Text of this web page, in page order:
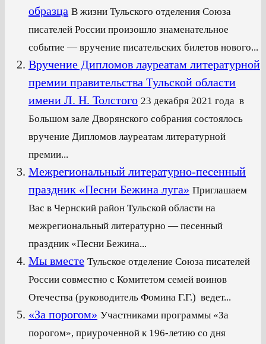
образца В жизни Тульского отделения Союза
писателей России произошло знаменательное
событие — вручение писательских билетов нового...
Вручение Дипломов лауреатам литературной
премии правительства Тульской области
имени Л. Н. Толстого 23 декабря 2021 года в
Большом зале Дворянского собрания состоялось
вручение Дипломов лауреатам литературной
премии...
Межрегиональный литературно-песенный
праздник «Песни Бежина луга» Приглашаем
Вас в Чернский район Тульской области на
межрегиональный литературно — песенный
праздник «Песни Бежина...
Мы вместе Тульское отделение Союза писателей
России совместно с Комитетом семей воинов
Отечества (руководитель Фомина Г.Г.) ведет...
«За порогом» Участниками программы «За
порогом», приуроченной к 196-летию со дня